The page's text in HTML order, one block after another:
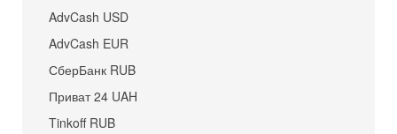
AdvCash USD
AdvCash EUR
СберБанк RUB
Приват 24 UAH
Tinkoff RUB